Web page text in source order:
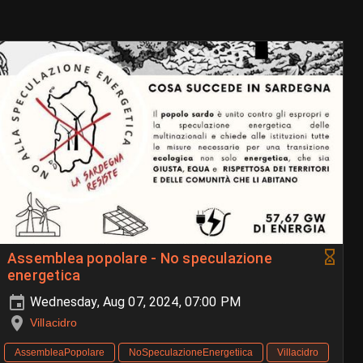
Assemblea popolare - No speculazione
energetica
Wednesday, Aug 07, 2024, 07:00 PM
Villacidro
AssembleaPopolare NoSpeculazioneEnergetiica Villacidro